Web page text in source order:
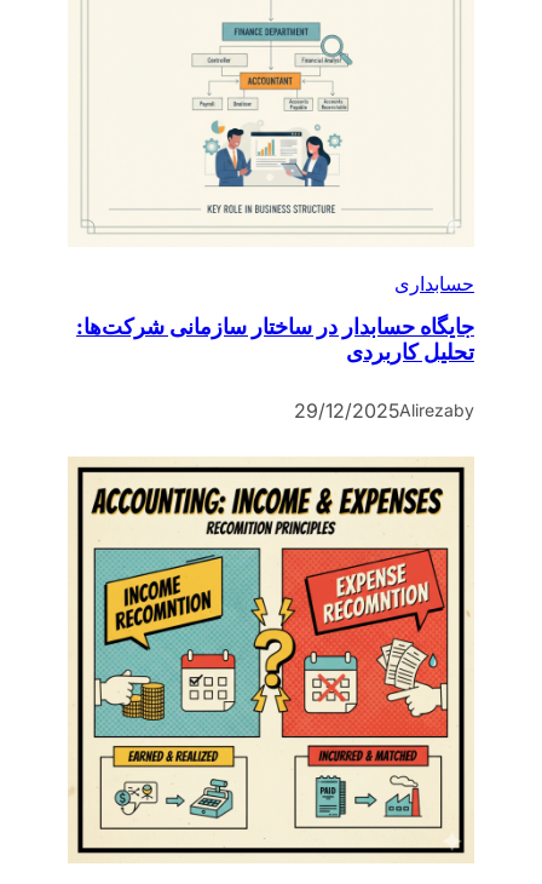
حسابداری
جایگاه حسابدار در ساختار سازمانی شرکت‌ها:
تحلیل کاربردی
by
Alireza
29/12/2025